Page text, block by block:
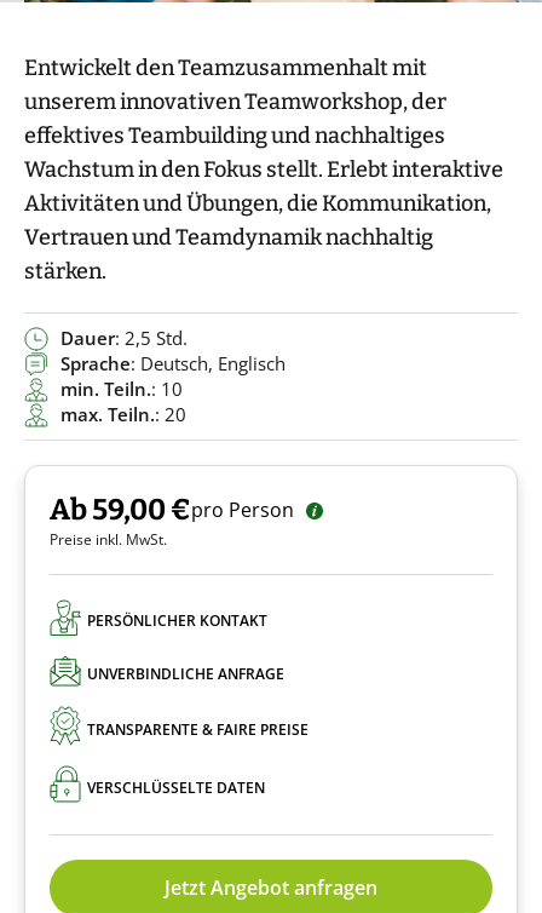
Entwickelt den Teamzusammenhalt mit
unserem innovativen Teamworkshop, der
effektives Teambuilding und nachhaltiges
Wachstum in den Fokus stellt. Erlebt interaktive
Aktivitäten und Übungen, die Kommunikation,
Vertrauen und Teamdynamik nachhaltig
stärken.
Dauer: 2,5 Std.
Sprache: Deutsch, Englisch
min. Teiln.: 10
max. Teiln.: 20
Ab 59,00 €pro Person
Preise inkl. MwSt.
PERSÖNLICHER KONTAKT
UNVERBINDLICHE ANFRAGE
TRANSPARENTE & FAIRE PREISE
VERSCHLÜSSELTE DATEN
Jetzt Angebot anfragen